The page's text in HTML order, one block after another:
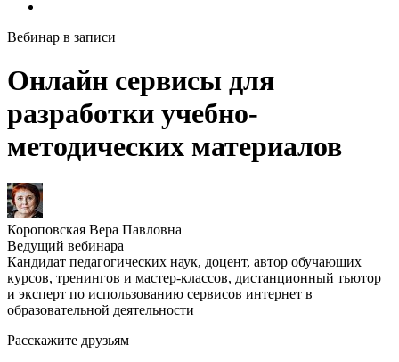
Вебинар в записи
Онлайн сервисы для
разработки учебно-
методических материалов
Короповская Вера Павловна
Ведущий вебинара
Кандидат педагогических наук, доцент, автор обучающих
курсов, тренингов и мастер-классов, дистанционный тьютор
и эксперт по использованию сервисов интернет в
образовательной деятельности
Расскажите друзьям